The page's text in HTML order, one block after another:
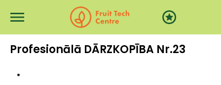
Profesionālā DĀRZKOPĪBA Nr.23